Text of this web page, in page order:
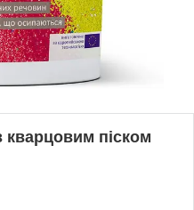
кварцовим піском